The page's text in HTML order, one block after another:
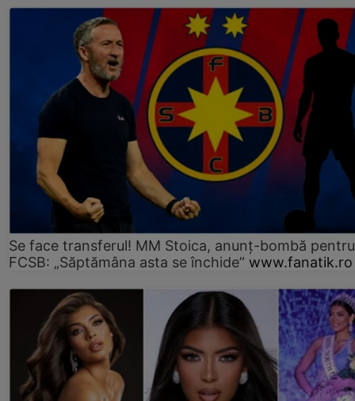
Se face transferul! MM Stoica, anunț-bombă
FCSB: „Săptămâna asta se închide” www.fanatik.ro